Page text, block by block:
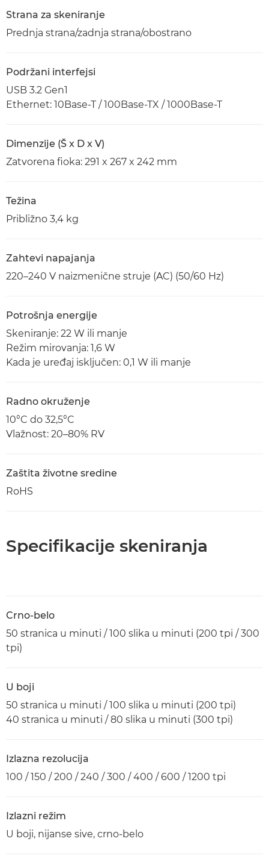
Strana za skeniranje
Prednja strana/zadnja strana/obostrano
Podržani interfejsi
USB 3.2 Gen1
Ethernet: 10Base-T / 100Base-TX / 1000Base-T
Dimenzije (Š x D x V)
Zatvorena fioka: 291 x 267 x 242 mm
Težina
Približno 3,4 kg
Zahtevi napajanja
220–240 V naizmenične struje (AC) (50/60 Hz)
Potrošnja energije
Skeniranje: 22 W ili manje
Režim mirovanja: 1,6 W
Kada je uređaj isključen: 0,1 W ili manje
Radno okruženje
10°C do 32,5°C
Vlažnost: 20–80% RV
Zaštita životne sredine
RoHS
Specifikacije skeniranja
Crno-belo
50 stranica u minuti / 100 slika u minuti (200 tpi / 300
tpi)
U boji
50 stranica u minuti / 100 slika u minuti (200 tpi)
40 stranica u minuti / 80 slika u minuti (300 tpi)
Izlazna rezolucija
100 / 150 / 200 / 240 / 300 / 400 / 600 / 1200 tpi
Izlazni režim
U boji, nijanse sive, crno-belo